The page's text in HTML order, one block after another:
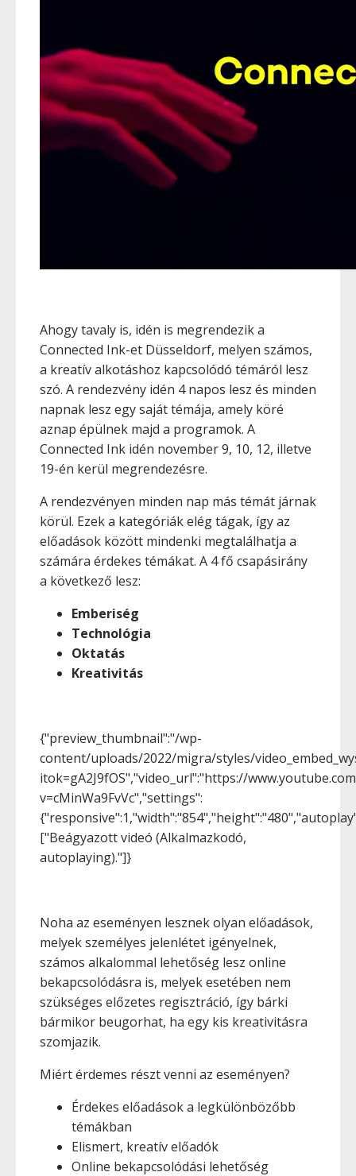
Ahogy tavaly is, idén is megrendezik a
Connected Ink-et Düsseldorf, melyen számos,
a kreatív alkotáshoz kapcsolódó témáról lesz
szó. A rendezvény idén 4 napos lesz és minden
napnak lesz egy saját témája, amely köré
aznap épülnek majd a programok. A
Connected Ink idén november 9, 10, 12, illetve
19-én kerül megrendezésre.
A rendezvényen minden nap más témát járnak
körül. Ezek a kategóriák elég tágak, így az
előadások között mindenki megtalálhatja a
számára érdekes témákat. A 4 fő csapásirány
a következő lesz:
Emberiség
Technológia
Oktatás
Kreativitás
{"preview_thumbnail":"/wp-
content/uploads/2022/migra/styles/
itok=gA2J9fOS","video_url":"https://
v=cMinWa9FvVc","settings":
["Beágyazott videó (Alkalmazkodó,
autoplaying)."]}
Noha az eseményen lesznek olyan előadások,
melyek személyes jelenlétet igényelnek,
számos alkalommal lehetőség lesz online
bekapcsolódásra is, melyek esetében nem
szükséges előzetes regisztráció, így bárki
bármikor beugorhat, ha egy kis kreativitásra
szomjazik.
Miért érdemes részt venni az eseményen?
Érdekes előadások a legkülönbözőbb
témákban
Elismert, kreatív előadók
Online bekapcsolódási lehetőség